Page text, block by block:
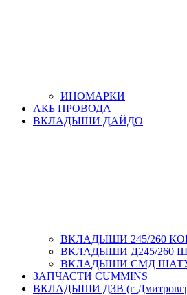
ИНОМАРКИ
АКБ ПРОВОДА
ВКЛАДЫШИ ДАЙДО
ВКЛАДЫШИ 245/260
ВКЛАДЫШИ Д245/260
ВКЛАДЫШИ СМД
ЗАПЧАСТИ CUMMINS
ВКЛАДЫШИ ДЗВ (г